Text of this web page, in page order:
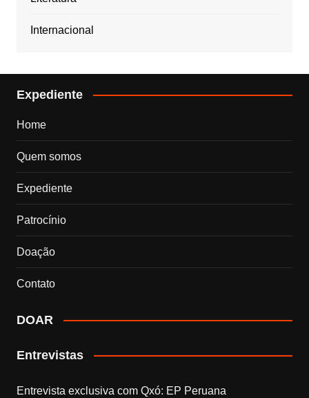
Internacional
Expediente
Home
Quem somos
Expediente
Patrocínio
Doação
Contato
DOAR
Entrevistas
Entrevista exclusiva com Qxó: EP Peruana